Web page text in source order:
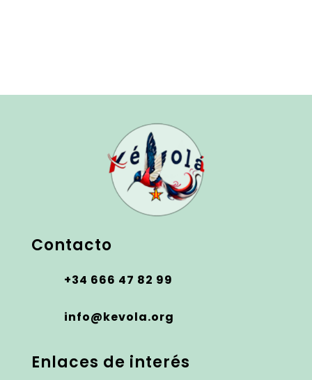
Contacto
+34 666 47 82 99
info@kevola.org
Enlaces de interés